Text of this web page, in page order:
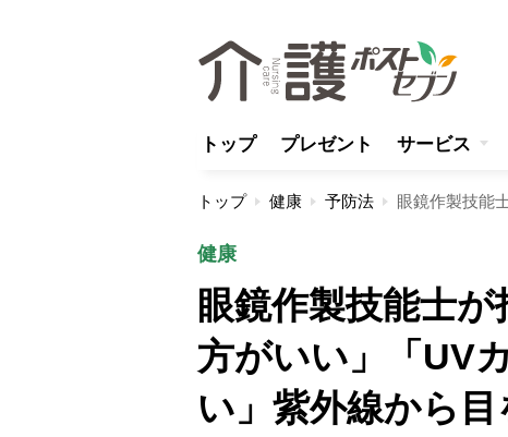
トップ プレゼント サービス
トップ 健康 予防法
健康
眼鏡作製技能士
方がいい」「UV
い」紫外線から